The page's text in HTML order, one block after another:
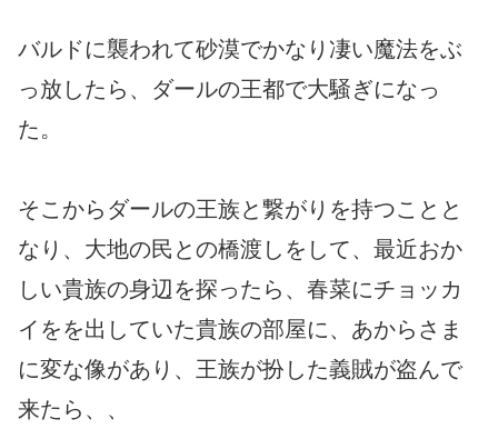
バルドに襲われて砂漠でかなり凄い魔法をぶ
っ放したら、ダールの王都で大騒ぎになっ
た。
そこからダールの王族と繋がりを持つことと
なり、大地の民との橋渡しをして、最近おか
しい貴族の身辺を探ったら、春菜にチョッカ
イをを出していた貴族の部屋に、あからさま
に変な像があり、王族が扮した義賊が盗んで
来たら、、